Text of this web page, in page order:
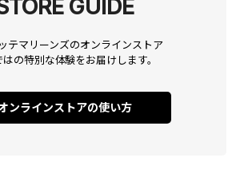
GUIDE
テマリーンズのオンラインストア
はの特別な体験をお届けします。
ンラインストアの使い方